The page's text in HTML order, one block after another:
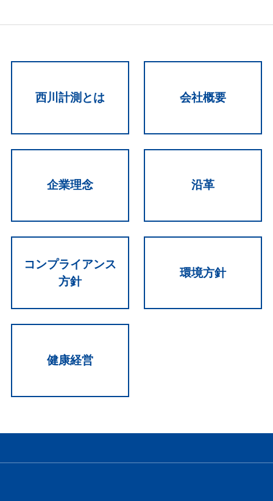
西川計測とは 会社概要
企業理念 沿革
コンプライアンス
方針
環境方針
健康経営